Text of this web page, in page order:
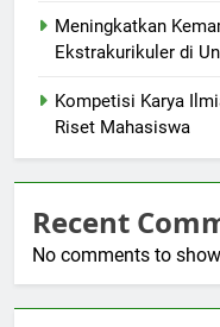
Meningkatkan
Ekstrakurikuler di
Kompetisi Karya
Riset Mahasiswa
Recent
No comments to